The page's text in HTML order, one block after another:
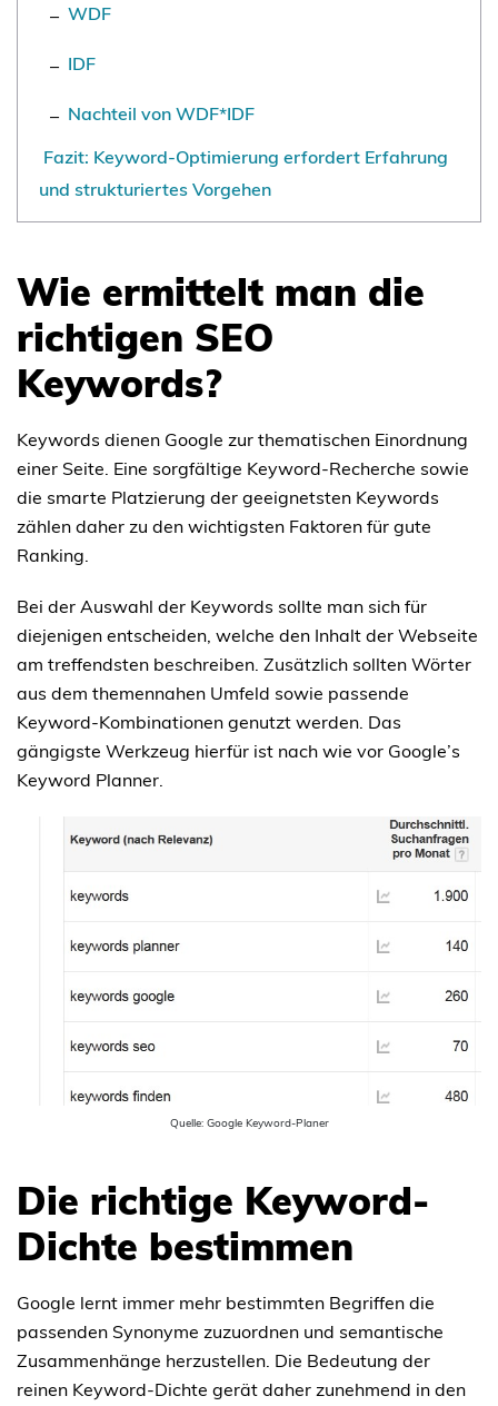
WDF
IDF
Nachteil von WDF*IDF
Fazit: Keyword-Optimierung erfordert Erfahrung
und strukturiertes Vorgehen
Wie ermittelt man die
richtigen SEO
Keywords?
Keywords dienen Google zur thematischen Einordnung
einer Seite. Eine sorgfältige Keyword-Recherche sowie
die smarte Platzierung der geeignetsten Keywords
zählen daher zu den wichtigsten Faktoren für gute
Ranking.
Bei der Auswahl der Keywords sollte man sich für
diejenigen entscheiden, welche den Inhalt der Webseite
am treffendsten beschreiben. Zusätzlich sollten Wörter
aus dem themennahen Umfeld sowie passende
Keyword-Kombinationen genutzt werden. Das
gängigste Werkzeug hierfür ist nach wie vor Google’s
Keyword Planner.
Quelle: Google Keyword-Planer
Die richtige Keyword-
Dichte bestimmen
Google lernt immer mehr bestimmten Begriffen die
passenden Synonyme zuzuordnen und semantische
Zusammenhänge herzustellen. Die Bedeutung der
reinen Keyword-Dichte gerät daher zunehmend in den